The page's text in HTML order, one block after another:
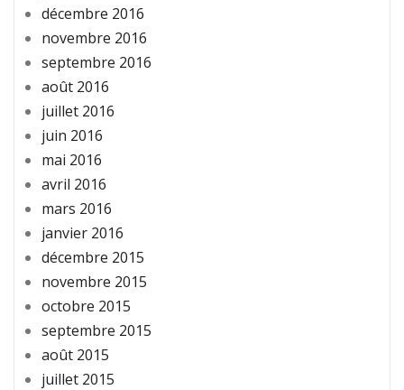
décembre 2016
novembre 2016
septembre 2016
août 2016
juillet 2016
juin 2016
mai 2016
avril 2016
mars 2016
janvier 2016
décembre 2015
novembre 2015
octobre 2015
septembre 2015
août 2015
juillet 2015